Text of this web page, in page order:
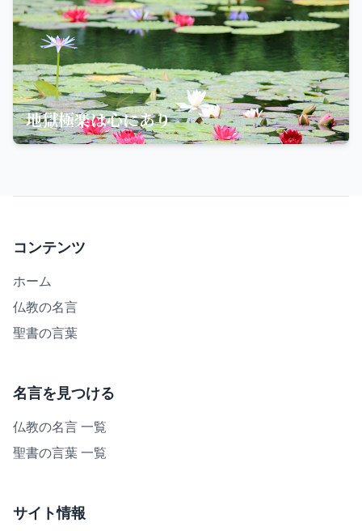
地獄極楽は心にあり
コンテンツ
ホーム
仏教の名言
聖書の言葉
名言を見つける
仏教の名言 一覧
聖書の言葉 一覧
サイト情報